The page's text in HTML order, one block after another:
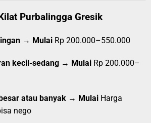
Purbalingga Gresik
→ Mulai Rp 200.000–550.000
kecil-sedang → Mulai Rp 200.000–
atau banyak → Mulai Harga
nego